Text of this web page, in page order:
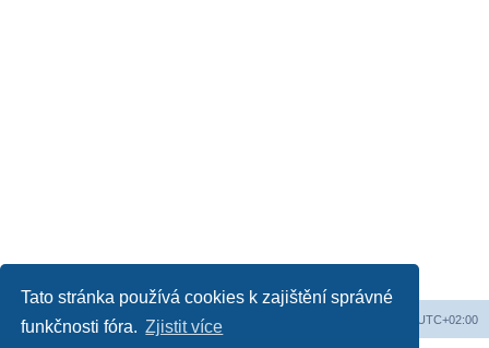
Tato stránka používá cookies k zajištění správné
funkčnosti fóra. Zjistit více
Web Obsah fóra UTC+02:00